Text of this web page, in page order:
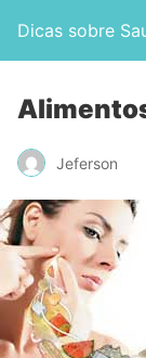
Dicas sobre
Jeferson